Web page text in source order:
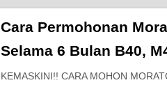
Cara Permohonan
Selama 6 Bulan B40,
KEMASKINI!! CARA MOHON